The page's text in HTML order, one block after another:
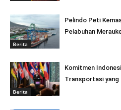
Berita
Pelindo Peti
Pelabuhan
Berita
Komitmen
Transportasi yang